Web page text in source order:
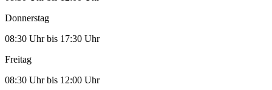
Donnerstag
08:30 Uhr bis 17:30 Uhr
Freitag
08:30 Uhr bis 12:00 Uhr